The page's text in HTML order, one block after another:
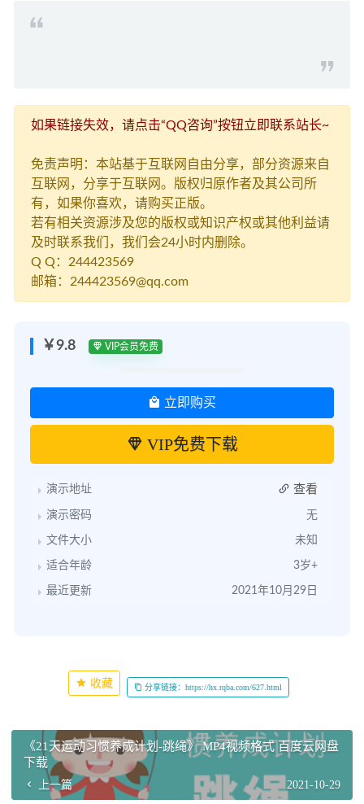
如果链接失效，请点击“QQ咨询”按钮立即联系站长~
免责声明：本站基于互联网自由分享，部分资源来自
互联网，分享于互联网。版权归原作者及其公司所
有，如果你喜欢，请购买正版。
若有相关资源涉及您的版权或知识产权或其他利益请
及时联系我们，我们会24小时内删除。
Q Q：244423569
邮箱：244423569@qq.com
￥9.8 VIP会员免费
立即购买
VIP免费下载
演示地址 查看
演示密码 无
文件大小 未知
适合年龄 3岁+
最近更新 2021年10月29日
收藏 分享链接：https://hx.rqba.com/627.html
《21天运动习惯养成计划-跳绳》 MP4视频格式 百度云网盘
下载
上一篇 2021-10-29